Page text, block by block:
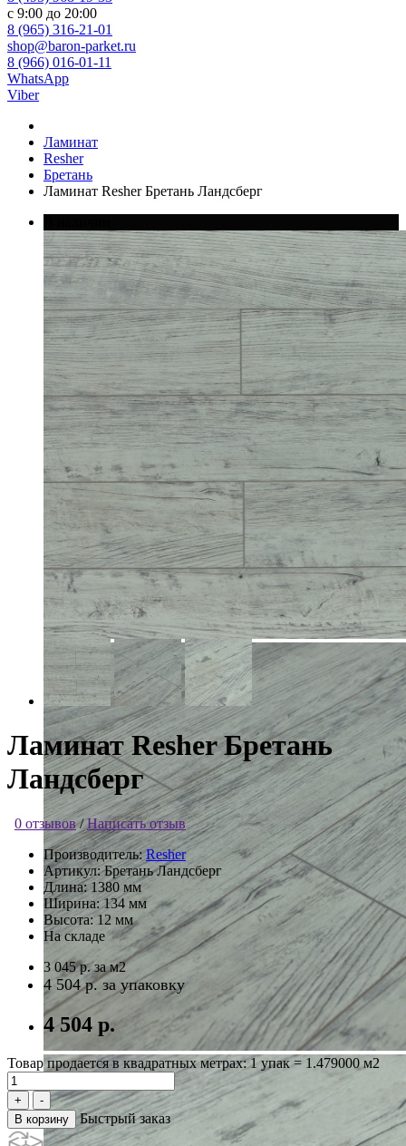
с 9:00 до 20:00
8 (965) 316-21-01
shop@baron-parket.ru
8 (966) 016-01-11
WhatsApp
Viber
Ламинат
Resher
Бретань
Ламинат Resher Бретань Ландсберг
Ламинат Resher Бретань
Ландсберг
0 отзывов/Написать отзыв
Производитель: Resher
Артикул:Бретань Ландсберг
Длина:1380 мм
Ширина:134 мм
Высота:12 мм
На складе
3 045 р.за м2
4 504 р.за упаковку
4 504 р.
Товар продается в квадратных метрах: 1 упак = 1.479000 м2
В корзину Быстрый заказ